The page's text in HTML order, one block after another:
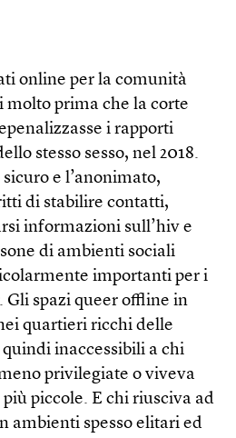
online per la comunità
molto prima che la corte
i rapporti
stesso sesso, nel 2018.
e l’anonimato,
di stabilire contatti,
informazioni sull’hiv e
di ambienti sociali
importanti per i
Gli spazi queer offline in
quartieri ricchi delle
inaccessibili a chi
privilegiate o viveva
piccole. E chi riusciva ad
ambienti spesso elitari ed